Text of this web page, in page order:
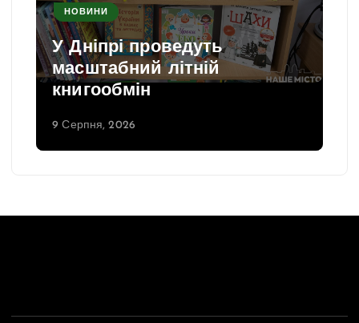
НОВИНИ
У Дніпрі проведуть
масштабний літній
книгообмін
9 Серпня, 2026